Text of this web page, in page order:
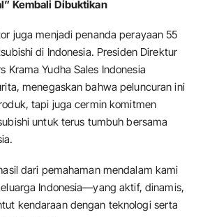
Kembali Dibuktikan
juga menjadi penanda perayaan 55
di Indonesia. Presiden Direktur
Krama Yudha Sales Indonesia
menegaskan bahwa peluncuran ini
tapi juga cermin komitmen
untuk terus tumbuh bersama
dari pemahaman mendalam kami
Indonesia—yang aktif, dinamis,
kendaraan dengan teknologi serta